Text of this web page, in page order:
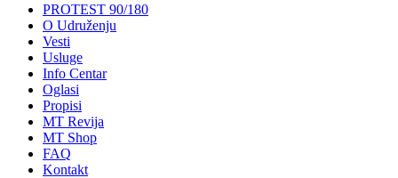
PROTEST 90/180
O Udruženju
Vesti
Usluge
Info Centar
Oglasi
Propisi
MT Revija
MT Shop
FAQ
Kontakt